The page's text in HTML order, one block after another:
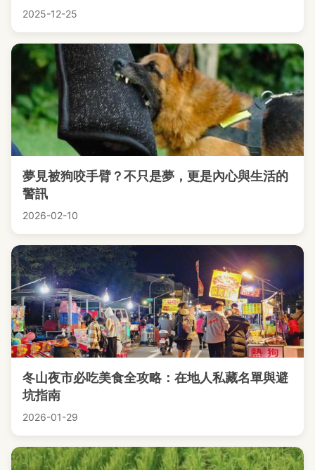
2025-12-25
夢見被狗咬手臂？不只是夢，更是內心與生活的
警訊
2026-02-10
冬山夜市必吃美食全攻略：在地人私藏名單與避
坑指南
2026-01-29